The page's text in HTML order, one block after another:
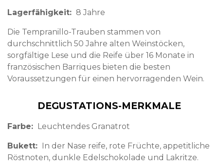
Lagerfähigkeit 8 Jahre
Die Tempranillo-Trauben stammen von
durchschnittlich 50 Jahre alten Weinstöcken,
sorgfältige Lese und die Reife über 16 Monate in
französischen Barriques bieten die besten
Voraussetzungen für einen hervorragenden Wein.
DEGUSTATIONS-MERKMALE
Farbe Leuchtendes Granatrot
Bukett
In der Nase reife, rote Früchte, appetitliche
Röstnoten, dunkle Edelschokolade und Lakritze.